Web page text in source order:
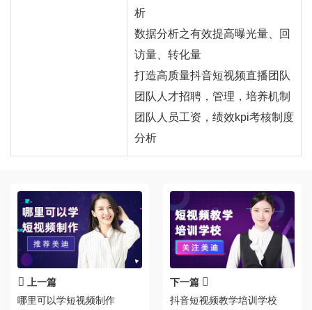
析
数据分析之有效提高曝光量、回
访量、转化量
打造高质量抖音短视频直播团队
团队人才招聘，管理，培养机制
团队人员工资，绩效kpi考核制度
分析
上一篇
哪里可以学短视频制作
下一篇
抖音短视频教学培训学校